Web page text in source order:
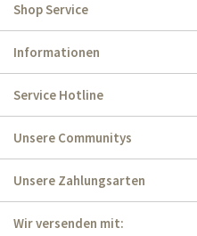
Shop Service
Informationen
Service Hotline
Unsere Communitys
Unsere Zahlungsarten
Wir versenden mit: